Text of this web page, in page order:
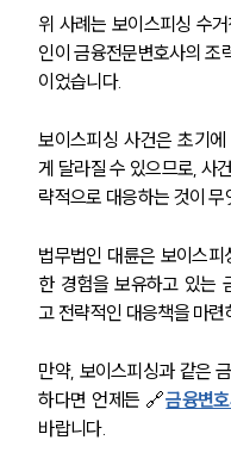
대륜
위 사례는 보이스피싱 수
인이 금융전문변호사의 조
이었습니다.
보이스피싱 사건은 초기
게 달라질 수 있으므로, 사
략적으로 대응하는 것이
법무법인 대륜은 보이스
한 경험을 보유하고 있는
고 전략적인 대응책을 마련
만약, 보이스피싱과 같은
하다면 언제든 🔗금융변
바랍니다.